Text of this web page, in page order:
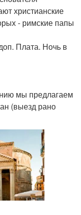
христианские
- римские папы
Плата. Ночь в
мы предлагаем
(выезд рано